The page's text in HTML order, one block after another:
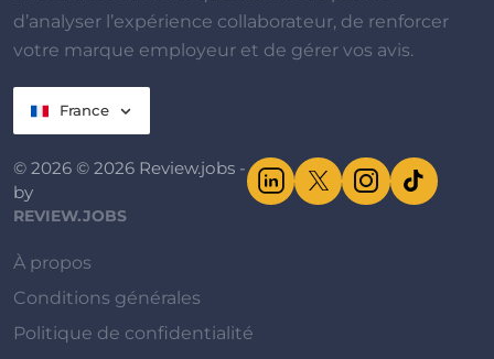
d’analyser l’expérience collaborateur, de renforcer
votre marque employeur et de gérer vos avis.
France
© 2026 © 2026 Review.jobs -
by
REVIEW.JOBS
À propos
Conditions générales
Politique de confidentialité